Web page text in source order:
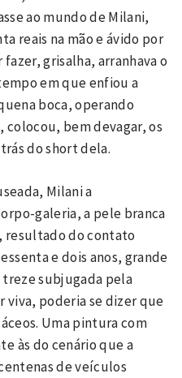
ao mundo de Milani,
reais na mão e ávido por
grisalha, arranhava o
em que enfiou a
boca, operando
bem devagar, os
do short dela.
Milani a
galeria, a pele branca
resultado do contato
e dois anos, grande
subjugada pela
viva, poderia se dizer que
Uma pintura com
às do cenário que a
de veículos